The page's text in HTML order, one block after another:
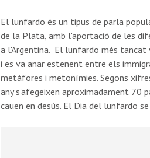
El lunfardo és un tipus de parla
de la Plata, amb l'aportació de les
a l'Argentina. El lunfardo més tancat
i es va anar estenent entre els
metàfores i metonímies. Segons
any s'afegeixen aproximadament 70
cauen en desús. El Dia del lunfardo